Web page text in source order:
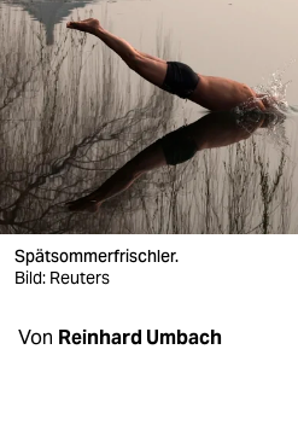
sport
berlin
nord
wahrheit
verlag
verlag
veranstaltungen
Spätsommerfrischler.
Bild: Reuters
Von Reinhard Umbach